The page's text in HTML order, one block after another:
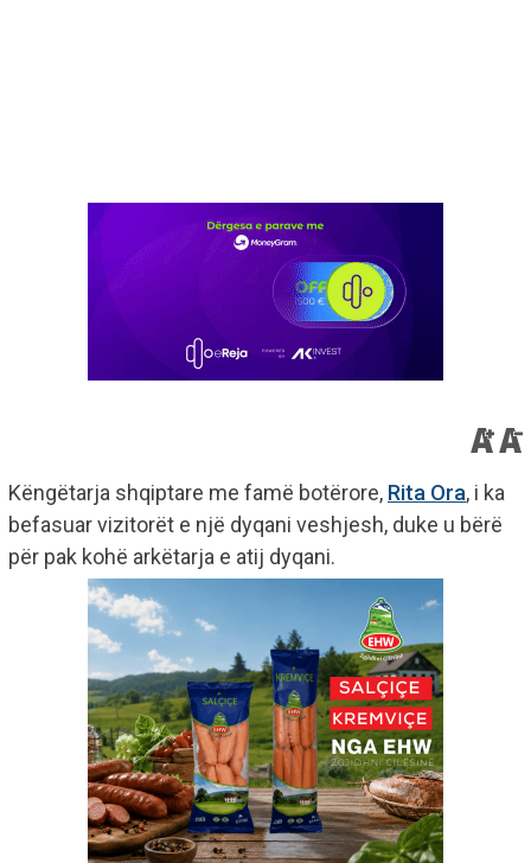
Këngëtarja shqiptare me famë botërore, Rita Ora, i ka
befasuar vizitorët e një dyqani veshjesh, duke u bërë
për pak kohë arkëtarja e atij dyqani.